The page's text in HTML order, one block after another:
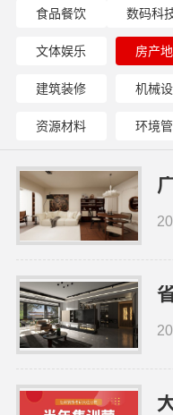
食品餐饮 数码科
文体娱乐 房产
建筑装修 机械
资源材料 环境